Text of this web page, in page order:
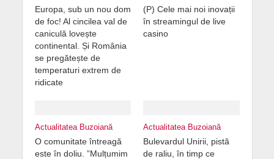
Europa, sub un nou dom
de foc! Al cincilea val de
caniculă lovește
continental. Și România
se pregătește de
temperaturi extrem de
ridicate
(P) Cele mai noi inovații
în streamingul de live
casino
Actualitatea Buzoiană
O comunitate întreagă
este în doliu. ”Mulțumim
Actualitatea Buzoiană
Bulevardul Unirii, pistă
de raliu, în timp ce